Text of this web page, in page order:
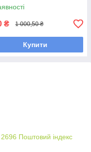
₴ 1 000,50 ₴
Купити
Поштовий індекс